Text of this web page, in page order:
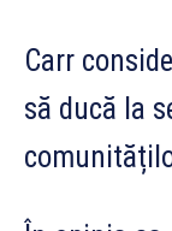
Carr
să ducă la